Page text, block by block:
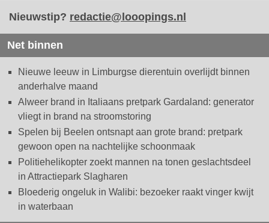
Nieuwstip? redactie@looopings.nl
Net binnen
Nieuwe leeuw in Limburgse dierentuin overlijdt binnen
anderhalve maand
Alweer brand in Italiaans pretpark Gardaland: generator
vliegt in brand na stroomstoring
Spelen bij Beelen ontsnapt aan grote brand: pretpark
gewoon open na nachtelijke schoonmaak
Politiehelikopter zoekt mannen na tonen geslachtsdeel
in Attractiepark Slagharen
Bloederig ongeluk in Walibi: bezoeker raakt vinger kwijt
in waterbaan